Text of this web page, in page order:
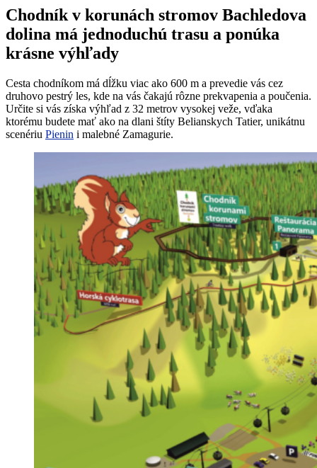
Chodník v korunách stromov Bachledova
dolina má jednoduchú trasu a ponúka
krásne výhľady
Cesta chodníkom má dĺžku viac ako 600 m a prevedie vás cez
druhovo pestrý les, kde na vás čakajú rôzne prekvapenia a poučenia.
Určite si vás získa výhľad z 32 metrov vysokej veže, vďaka
ktorému budete mať ako na dlani štíty Belianskych Tatier, unikátnu
scenériu Pienin i malebné Zamagurie.